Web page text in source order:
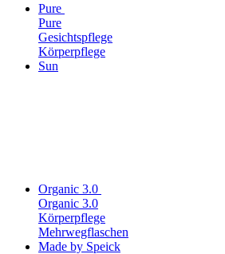
Pure
Pure
Gesichtspflege
Körperpflege
Sun
Organic 3.0
Organic 3.0
Körperpflege
Mehrwegflaschen
Made by Speick